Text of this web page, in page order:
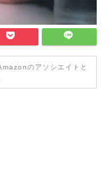
のアソシエイトと